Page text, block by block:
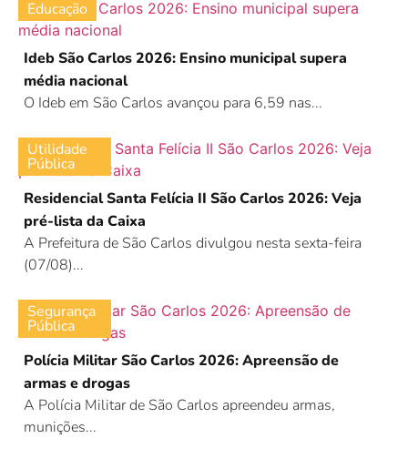
Educação
Ideb São Carlos 2026: Ensino municipal supera
média nacional
O Ideb em São Carlos avançou para 6,59 nas...
Utilidade
Pública
Residencial Santa Felícia II São Carlos 2026: Veja
pré-lista da Caixa
A Prefeitura de São Carlos divulgou nesta sexta-feira
(07/08)...
Segurança
Pública
Polícia Militar São Carlos 2026: Apreensão de
armas e drogas
A Polícia Militar de São Carlos apreendeu armas,
munições...